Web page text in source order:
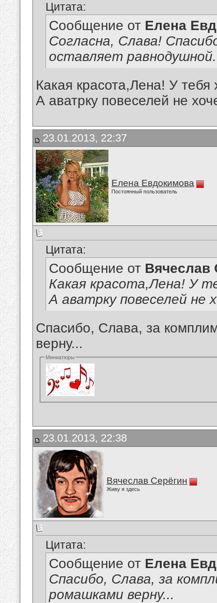
Цитата:
Сообщение от Елена
Согласна, Слава!
оставляет
Какая красота,Лена! У тебя
А аватрку повеселей не
23.01.2013, 22:37
Елена Евдокимова
Постоянный пользователь
Цитата:
Сообщение от Вячеслав
Какая красота,Лена! У
А аватрку повеселей не
Спасибо, Слава, за
верну...
Миниатюры
23.01.2013, 22:38
Вячеслав Серёгин
Живу я здесь
Цитата:
Сообщение от Елена
Спасибо, Слава, за
ромашками верну...